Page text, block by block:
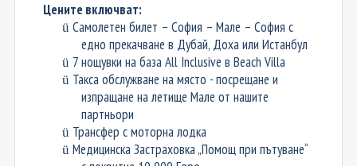
Цените включват:
ü Самолетен билет – София – Мале – София с
едно прекачване в Дубай, Доха или Истанбул
ü 7 нощувки на база All Inclusive в Beach Villa
ü Такса обслужване на място - посрещане и
изпращане на летище Мале от нашите
партньори
ü Трансфер смоторна лодка
ü Медицинска Застраховка „Помощ при пътуване“